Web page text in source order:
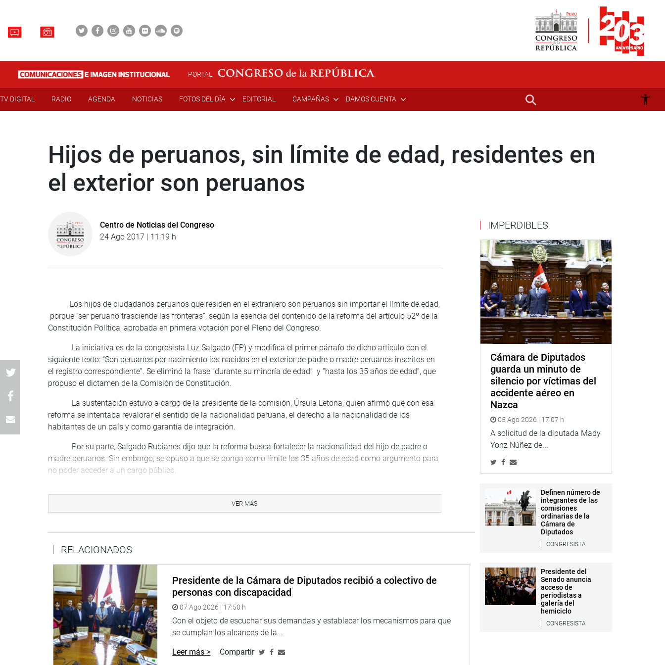
PORTAL
TV DIGITAL RADIO AGENDA NOTICIAS FOTOS DEL DÍA EDITORIAL CAMPAÑAS DAMOS CUENTA
Hijos de peruanos, sin límite de edad, residentes en
el exterior son peruanos
Centro de Noticias del Congreso
24 Ago 2017 | 11:19 h
Los hijos de ciudadanos peruanos que residen en el extranjero son peruanos sin importar el límite de edad,
porque “ser peruano trasciende las fronteras”, según la esencia del contenido de la reforma del artículo 52º de la
Constitución Política, aprobada en primera votación por el Pleno del Congreso.
La iniciativa es de la congresista Luz Salgado (FP) y modifica el primer párrafo de dicho artículo con el
siguiente texto: “Son peruanos por nacimiento los nacidos en el exterior de padre o madre peruanos inscritos en
el registro correspondiente”. Se eliminó la frase “durante su minoría de edad” y “hasta los 35 años de edad”, que
propuso el dictamen de la Comisión de Constitución.
La sustentación estuvo a cargo de la presidente de la comisión, Úrsula Letona, quien afirmó que con esa
reforma se intentaba revalorar el sentido de la nacionalidad peruana, el derecho a la nacionalidad de los
habitantes de un país y como garantía de integración.
Por su parte, Salgado Rubianes dijo que la reforma busca fortalecer la nacionalidad del hijo de padre o
madre peruanos. Sin embargo, se opuso a que se ponga como límite los 35 años de edad como argumento para
no poder acceder a un cargo público.
décadas de los 70 y 80, y años después, en búsqueda de mejores condiciones de vida y por razones económicas
y huyendo del terrorismo. Se estima, según el INEI, que hay en el extranjero 2 millones 800 mil peruanos
En respaldo a la propuesta se expresaron los congresistas Lourdes Alcorta, Eloy Narváez (dijo que era un
tema de justicia poner a todos los peruanos en situación de igualdad), Juan Sheput, del partido oficialista;
Gilmer Violeta: afirmó que no había criterio para establecer el límite de los 35 años y que se trataba de un tema
de identidad nacional.
En el mismo sentido se pronunció Alberto De Belaunde. Expresó que no debe importar la edad porque se
trata de un sentido de pertenencia e identidad tener la nacionalidad peruana. Luego opinaron a favor Esther
Saavedra, Wilbert Rozas, Javier Velásquez Quesquén (estuvo de acuerdo en que no se ponga límite de edad) y
Tania Pariona.
Pero se expresaron en contra los congresistas de Acción Popular Yonhy Lescano y Víctor García Belaunde.
VER MÁS
RELACIONADOS
Presidente de la Cámara de Diputados recibió a colectivo de
personas con discapacidad
07 Ago 2026 | 17:50 h
Con el objeto de escuchar sus demandas y establecer los mecanismos para que
se cumplan los alcances de la...
Leer más > Compartir
IMPERDIBLES
Cámara de Diputados
guarda un minuto de
silencio por víctimas del
accidente aéreo en
Nazca
05 Ago 2026 | 17:07 h
A solicitud de la diputada Mady
Yonz Núñez de...
Definen número de
integrantes de las
comisiones
ordinarias de la
Cámara de
Diputados
CONGRESISTA
Presidente del
Senado anuncia
acceso de
periodistas a
galería del
hemiciclo
CONGRESISTA